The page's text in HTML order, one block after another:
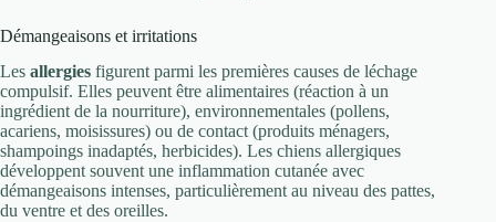
Démangeaisons et irritations
Les allergies figurent parmi les premières causes de léchage
compulsif. Elles peuvent être alimentaires (réaction à un
ingrédient de la nourriture), environnementales (pollens,
acariens, moisissures) ou de contact (produits ménagers,
shampoings inadaptés, herbicides). Les chiens allergiques
développent souvent une inflammation cutanée avec
démangeaisons intenses, particulièrement au niveau des pattes,
du ventre et des oreilles.